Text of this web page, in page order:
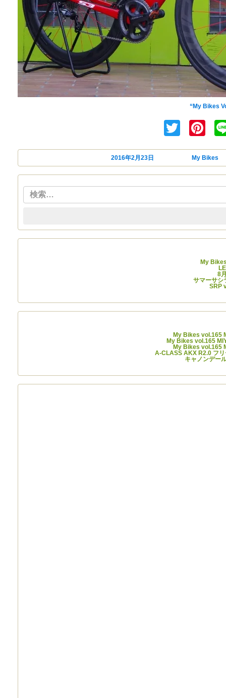
“My Bikes
投稿日:2016年2月23日 My Bikes
My
8
サマーサシ
SRP
My Bikes vol.165
My Bikes vol.165
My Bikes vol.165
A-CLASS AKX R2.0 フ
キャノンデー